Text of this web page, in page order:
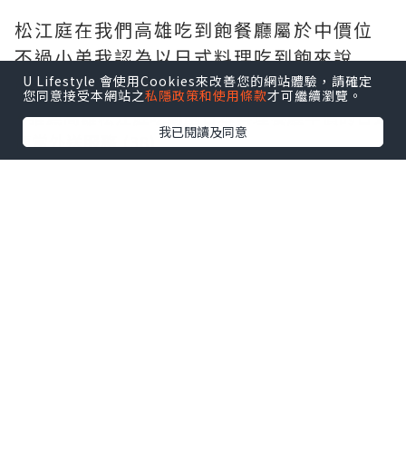
松江庭在我們高雄吃到飽餐廳屬於中價位
不過小弟我認為以日式料理吃到飽來說
CP值可說是必推的高
U Lifestyle 會使用Cookies來改善您的網站體驗，請確定
您同意接受本網站之私隱政策和使用條款才可繼續瀏覽。
我已閱讀及同意